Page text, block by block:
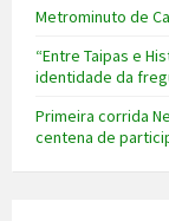
Metrominuto de
“Entre Taipas e
identidade da
Primeira corrida
centena de